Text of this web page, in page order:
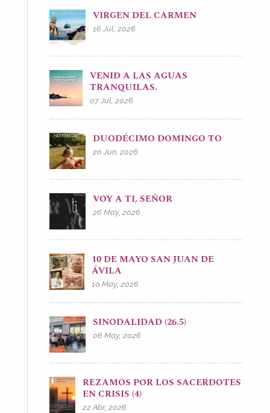
VIRGEN DEL CARMEN
16 Jul, 2026
VENID A LAS AGUAS
TRANQUILAS.
07 Jul, 2026
DUODÉCIMO DOMINGO TO
20 Jun, 2026
VOY A TI, SEÑOR
26 May, 2026
10 DE MAYO SAN JUAN DE
ÁVILA
10 May, 2026
SINODALIDAD (26.5)
06 May, 2026
REZAMOS POR LOS SACERDOTES
EN CRISIS (4)
22 Abr, 2026